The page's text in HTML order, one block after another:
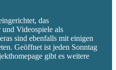
das
und Videospiele als
sind ebenfalls mit einigen
Geöffnet ist jeden Sonntag
gibt es weitere